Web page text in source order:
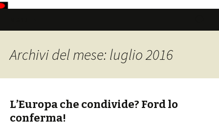
Archivi del mese: luglio 2016
L’Europa che condivide? Ford lo
conferma!